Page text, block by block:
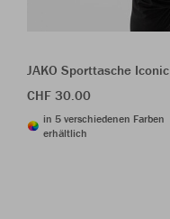
JAKO Sporttasche Iconic
CHF 30.00
in 5 verschiedenen Farben
erhältlich